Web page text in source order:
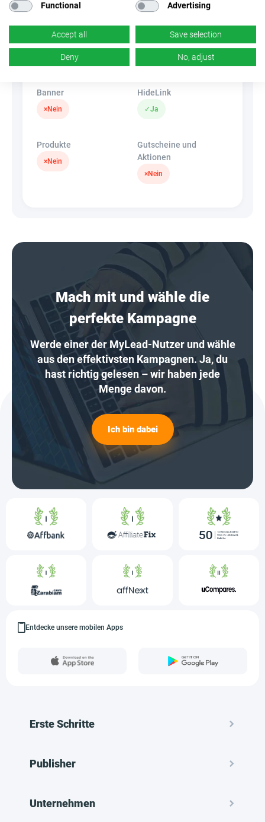
Incentivierter Traffic
Banner
×Nein
HideLink
✓Ja
Produkte
×Nein
Gutscheine und
Aktionen
×Nein
Mach mit und wähle die
perfekte Kampagne
Werde einer der MyLead-Nutzer und wähle
aus den effektivsten Kampagnen. Ja, du
hast richtig gelesen – wir haben jede
Menge davon.
Ich bin dabei
Entdecke unsere mobilen Apps
Erste Schritte
Publisher
Unternehmen
Functional Advertising
Accept all Save selection
Deny No, adjust